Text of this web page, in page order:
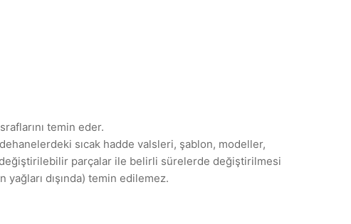
temin eder.
sıcak hadde valsleri, şablon, modeller,
değiştirilebilir parçalar ile belirli sürelerde değiştirilmesi
dışında) temin edilemez.